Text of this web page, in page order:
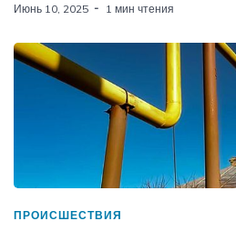
Июнь 10, 2025 1 мин чтения
ПРОИСШЕСТВИЯ